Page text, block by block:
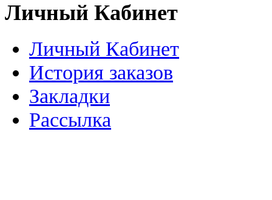
Личный Кабинет
Личный Кабинет
История заказов
Закладки
Рассылка